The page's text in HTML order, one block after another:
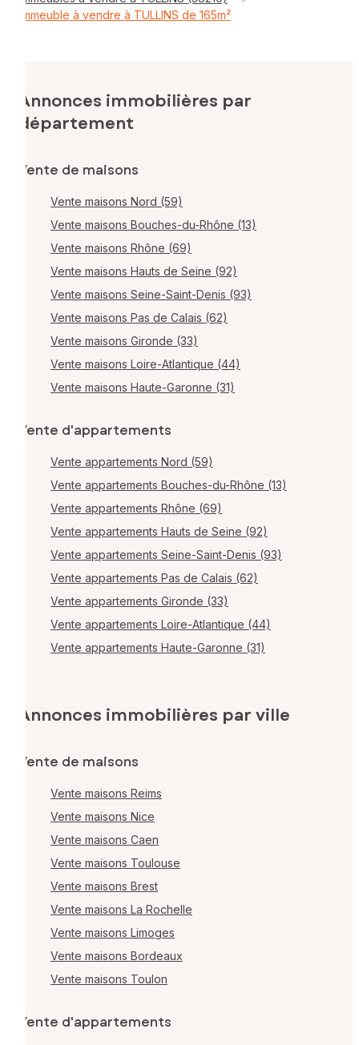
Immeuble à vendre à TULLINS de 165m²
Annonces immobilières par
département
Vente de maisons
Vente maisons Nord (59)
Vente maisons Bouches-du-Rhône (13)
Vente maisons Rhône (69)
Vente maisons Hauts de Seine (92)
Vente maisons Seine-Saint-Denis (93)
Vente maisons Pas de Calais (62)
Vente maisons Gironde (33)
Vente maisons Loire-Atlantique (44)
Vente maisons Haute-Garonne (31)
Vente d'appartements
Vente appartements Nord (59)
Vente appartements Bouches-du-Rhône (13)
Vente appartements Rhône (69)
Vente appartements Hauts de Seine (92)
Vente appartements Seine-Saint-Denis (93)
Vente appartements Pas de Calais (62)
Vente appartements Gironde (33)
Vente appartements Loire-Atlantique (44)
Vente appartements Haute-Garonne (31)
Annonces immobilières par ville
Vente de maisons
Vente maisons Reims
Vente maisons Nice
Vente maisons Caen
Vente maisons Toulouse
Vente maisons Brest
Vente maisons La Rochelle
Vente maisons Limoges
Vente maisons Bordeaux
Vente maisons Toulon
Vente d'appartements